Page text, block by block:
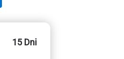
15 Dni